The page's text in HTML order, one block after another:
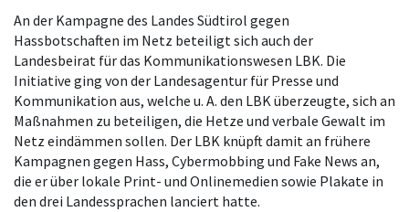
An der Kampagne des Landes Südtirol gegen
Hassbotschaften im Netz beteiligt sich auch der
Landesbeirat für das Kommunikationswesen LBK. Die
Initiative ging von der Landesagentur für Presse und
Kommunikation aus, welche u. A. den LBK überzeugte, sich an
Maßnahmen zu beteiligen, die Hetze und verbale Gewalt im
Netz eindämmen sollen. Der LBK knüpft damit an frühere
Kampagnen gegen Hass, Cybermobbing und Fake News an,
die er über lokale Print- und Onlinemedien sowie Plakate in
den drei Landessprachen lanciert hatte.